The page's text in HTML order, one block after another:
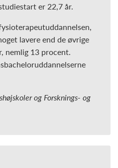
er 22,7 år.
lavere end de øvrige
nemlig 13 procent.
og Forsknings- og